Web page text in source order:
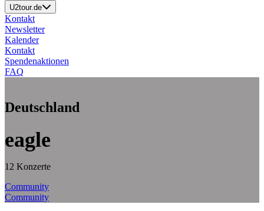
U2tour.de
Kontakt
Newsletter
Kalender
Kontakt
Spendenaktionen
FAQ
Deutschland
eagle
12 Konzerte
Community
Community